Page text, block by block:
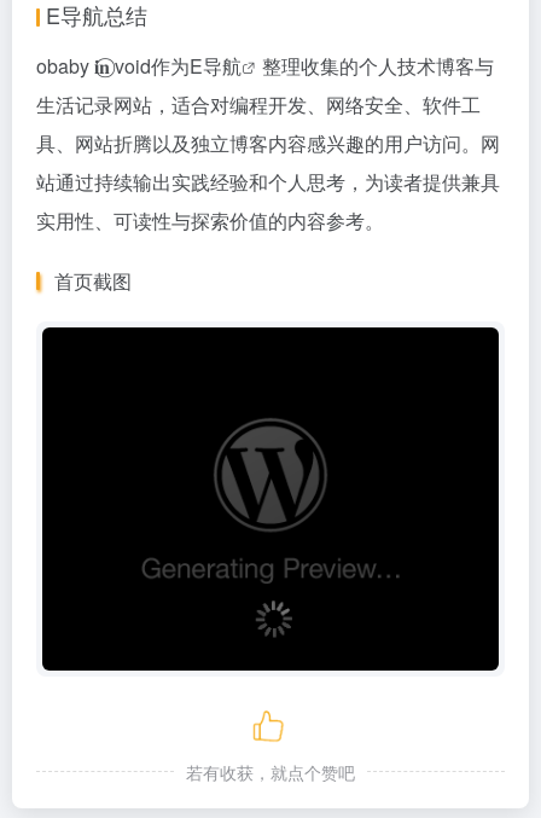
E导航总结
obaby 𝐢‍𝐧⃝ void作为E导航
整理收集的个人技术博客与
生活记录网站，适合对编程开发、网络安全、软件工
具、网站折腾以及独立博客内容感兴趣的用户访问。网
站通过持续输出实践经验和个人思考，为读者提供兼具
实用性、可读性与探索价值的内容参考。
首页截图
若有收获，就点个赞吧